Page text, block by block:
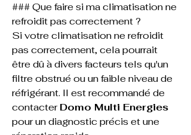
### Que faire si ma climatisation ne
refroidit pas correctement ?
Si votre climatisation ne refroidit
pas correctement, cela pourrait
être dû à divers facteurs tels qu'un
filtre obstrué ou un faible niveau de
réfrigérant. Il est recommandé de
contacter Domo Multi Energies
pour un diagnostic précis et une